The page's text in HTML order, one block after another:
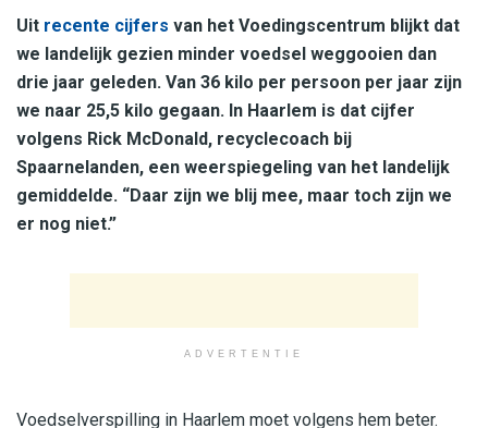
Uit recente cijfers van het Voedingscentrum blijkt dat
we landelijk gezien minder voedsel weggooien dan
drie jaar geleden. Van 36 kilo per persoon per jaar zijn
we naar 25,5 kilo gegaan. In Haarlem is dat cijfer
volgens Rick McDonald, recyclecoach bij
Spaarnelanden, een weerspiegeling van het landelijk
gemiddelde. “Daar zijn we blij mee, maar toch zijn we
er nog niet.”
ADVERTENTIE
Voedselverspilling in Haarlem moet volgens hem beter.